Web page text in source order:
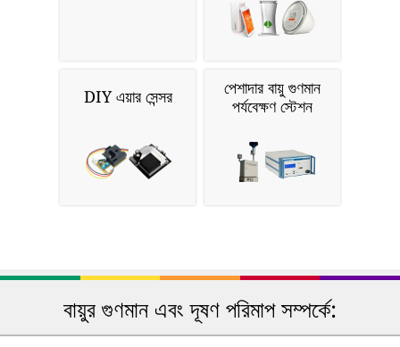
DIY এয়ার সেন্সর
পেশাদার বায়ু গুণমান
পর্যবেক্ষণ স্টেশন
বায়ুর গুণমান এবং দূষণ পরিমাপ সম্পর্কে: